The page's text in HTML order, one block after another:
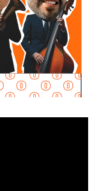
mantiene
el procedimiento
que descartó que
la empresa.
Al contrario,
a que la